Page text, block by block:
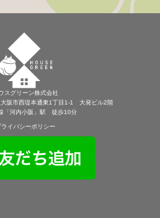
スグリーン株式会社
阪市西堤本通東1丁目1-1 大発ビル2階
「河内小阪」駅 徒歩10分
ライバシーポリシー